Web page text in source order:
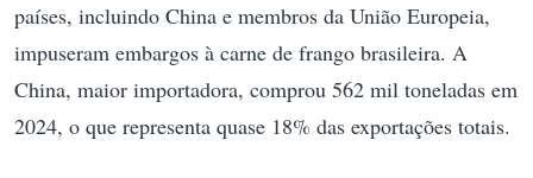
países, incluindo China e membros da União Europeia,
impuseram embargos à carne de frango brasileira. A
China, maior importadora, comprou 562 mil toneladas em
2024, o que representa quase 18% das exportações totais.